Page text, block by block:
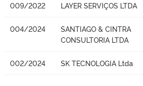
009/2022 LAYER SERVIÇOS LTDA
004/2024
SANTIAGO & CINTRA
CONSULTORIA LTDA
002/2024 SK TECNOLOGIA Ltda